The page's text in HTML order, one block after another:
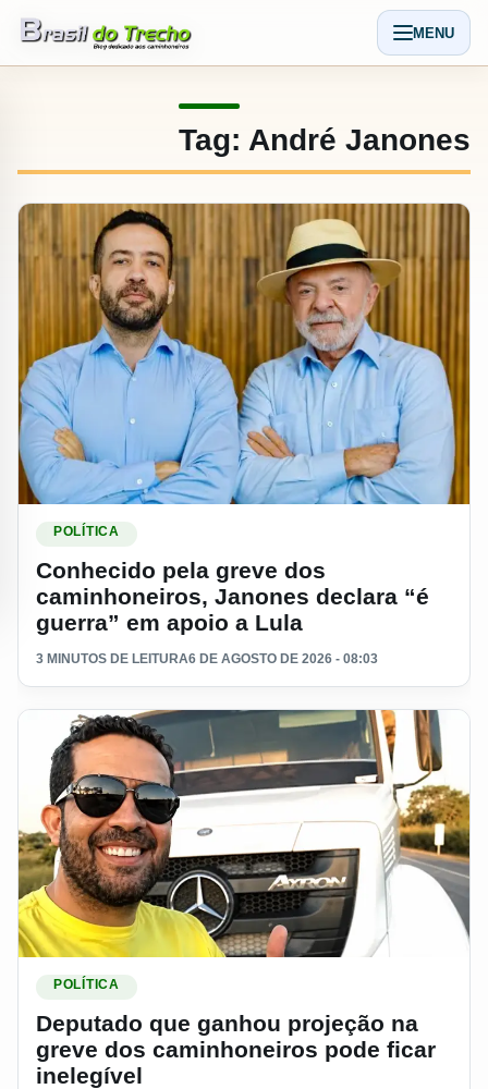
Abrir
MENU
Tag: André Janones
POLÍTICA
Conhecido pela greve dos
caminhoneiros, Janones declara “é
guerra” em apoio a Lula
3 MINUTOS DE LEITURA6 DE AGOSTO DE 2026 - 08:03
POLÍTICA
Deputado que ganhou projeção na
greve dos caminhoneiros pode ficar
inelegível